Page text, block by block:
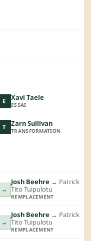
E Xavi Taele
ESSAI
T Zarn Sullivan
TRANSFORMATION
↔
Josh Beehre →︎ Patrick
Tito Tuipulotu
REMPLACEMENT
↔
Josh Beehre →︎ Patrick
Tito Tuipulotu
REMPLACEMENT